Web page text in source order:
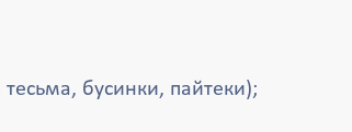
бусинки, пайтеки);